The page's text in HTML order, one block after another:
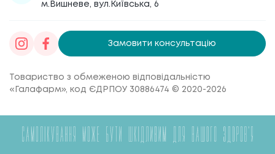
м.Вишневе, вул.Київська, 6
Замовити консультацію
Товариство з обмеженою відповідальністю
«Галафарм», код ЄДРПОУ 30886474 © 2020-2026